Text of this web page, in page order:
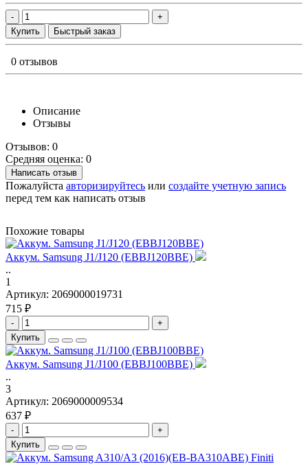
-
+
Купить
Быстрый заказ
0 отзывов
Описание
Отзывы
Отзывов: 0
Средняя оценка: 0
Написать отзыв
Пожалуйста авторизируйтесь или создайте учетную запись
перед тем как написать отзыв
Похожие товары
Аккум. Samsung J1/J120 (EBBJ120BBE)
..
1
Артикул: 2069000019731
715 ₽
-
+
Купить
Аккум. Samsung J1/J100 (EBBJ100BBE)
..
3
Артикул: 2069000009534
637 ₽
-
+
Купить